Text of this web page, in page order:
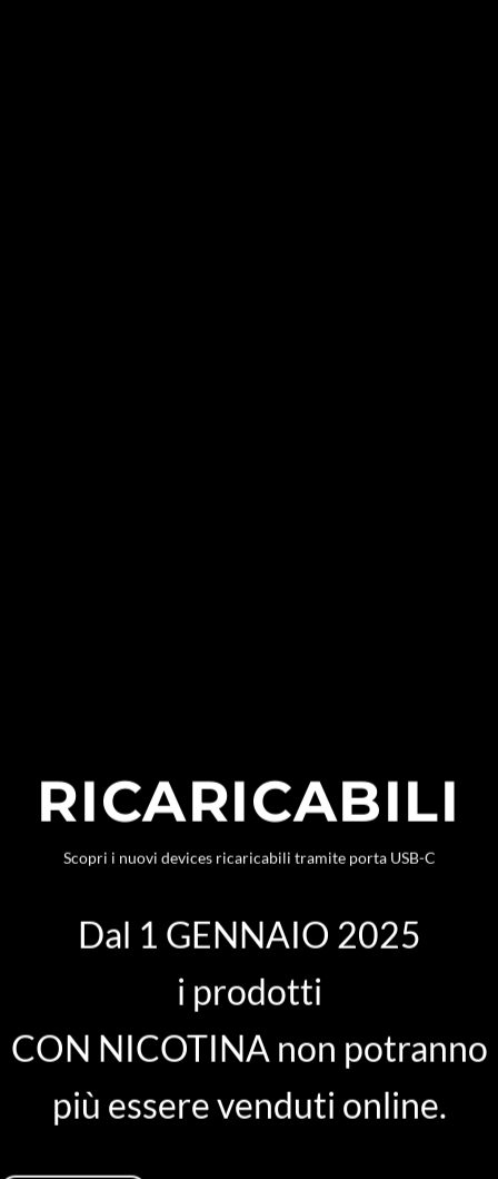
RICARICABILI
Scopri i nuovi devices ricaricabili tramite porta USB-C
Dal 1 GENNAIO 2025
i prodotti
CON NICOTINA non potranno
più essere venduti online.